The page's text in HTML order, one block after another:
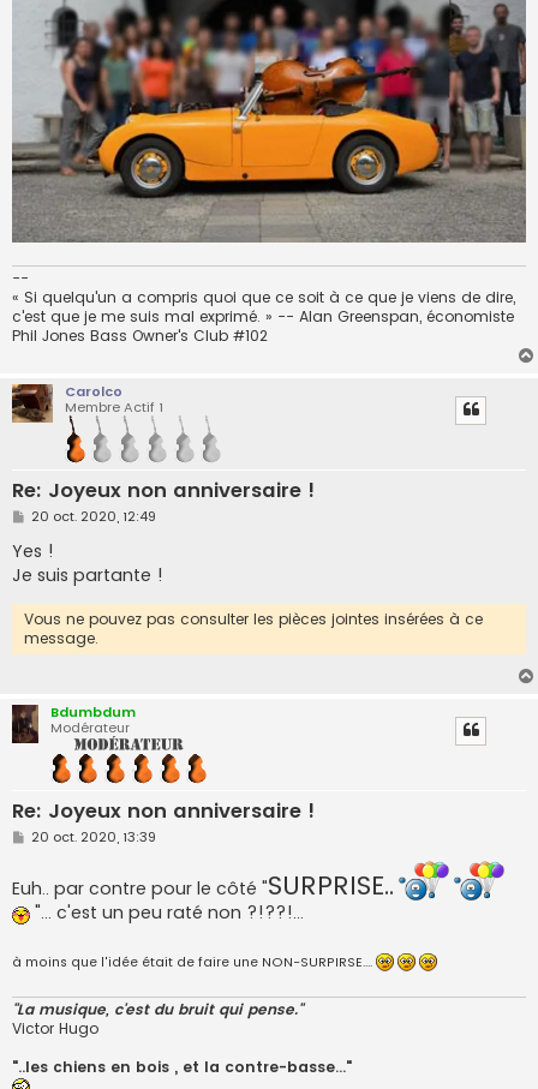
--
« Si quelqu'un a compris quoi que ce soit à ce que je viens de dire,
c'est que je me suis mal exprimé. » -- Alan Greenspan, économiste
Phil Jones Bass Owner's Club #102
Carolco
Membre Actif 1
Re: Joyeux non anniversaire !
M
s
s
a
e
20 oct. 2020, 12:49
Yes !
Je suis partante !
Vous ne pouvez pas consulter les pièces jointes insérées à ce
message.
Bdumbdum
Modérateur
Re: Joyeux non anniversaire !
M
s
a
g
e
20 oct. 2020, 13:39
Euh.. par contre pour le côté "SURPRISE..
"... c'est un peu raté non ?!??!...
à moins que l'idée était de faire une NON-SURPIRSE....
"La musique, c'est du bruit qui pense."
Victor Hugo
"..les chiens en bois , et la contre-basse..."